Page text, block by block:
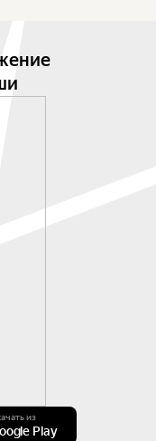
из
Play